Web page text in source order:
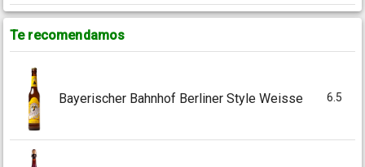
Te recomendamos
Bayerischer Bahnhof Berliner Style Weisse 6.5